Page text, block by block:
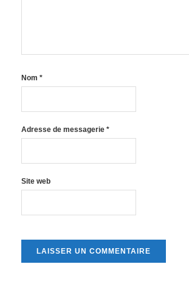
Nom *
Adresse de messagerie *
Site web